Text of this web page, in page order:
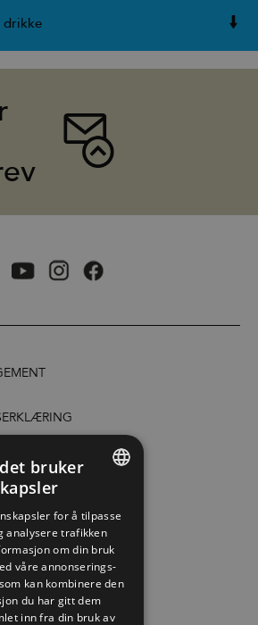
drikke
NORWEGIAN
GERMAN
bruker
for å tilpasse
analysere trafikken
om din bruk
våre annonserings-
kan kombinere den
du har gitt dem
inn fra din bruk av